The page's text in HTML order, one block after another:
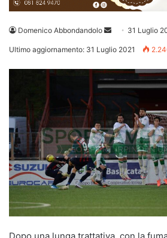
Domenico Abbondandolo
Invia 31 Luglio
Ultimo aggiornamento: 31 Luglio 2021
Dopo una lunga trattativa, con la